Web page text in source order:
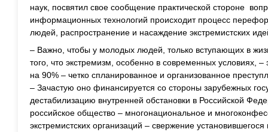
наук, посвятил свое сообщение практической стороне
информационных технологий происходит процесс
людей, распространение и насаждение экстремистских
– Важно, чтобы у молодых людей, только вступающих в
того, что экстремизм, особенно в современных условиях,
на 90% – четко спланированное и организованное
– Зачастую оно финансируется со стороны зарубежных
дестабилизацию внутренней обстановки в Российской
российское общество – многонациональное и
экстремистских организаций – свержение установившегося